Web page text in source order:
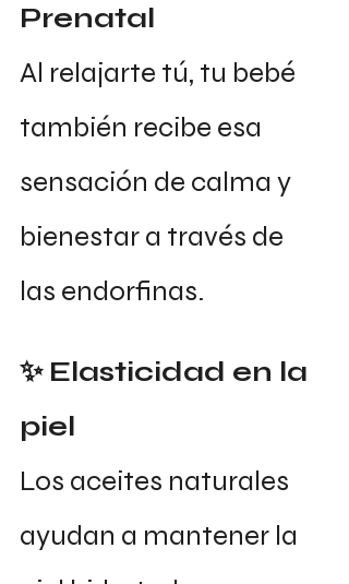
Prenatal
Al relajarte tú, tu bebé
también recibe esa
sensación de calma y
bienestar a través de
las endorfinas.
✨ Elasticidad en la
piel
Los aceites naturales
ayudan a mantener la